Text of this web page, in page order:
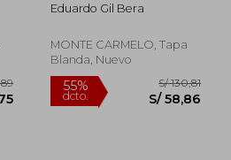
dcto.
Jesús (KARMEL)
Eduardo Gil Bera
MONTE CARMELO, Tapa
Blanda, Nuevo